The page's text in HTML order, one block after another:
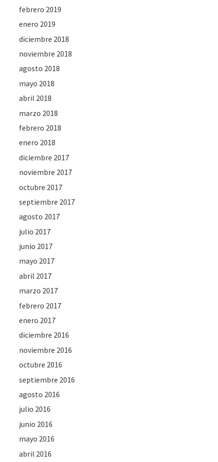
febrero 2019
enero 2019
diciembre 2018
noviembre 2018
agosto 2018
mayo 2018
abril 2018
marzo 2018
febrero 2018
enero 2018
diciembre 2017
noviembre 2017
octubre 2017
septiembre 2017
agosto 2017
julio 2017
junio 2017
mayo 2017
abril 2017
marzo 2017
febrero 2017
enero 2017
diciembre 2016
noviembre 2016
octubre 2016
septiembre 2016
agosto 2016
julio 2016
junio 2016
mayo 2016
abril 2016